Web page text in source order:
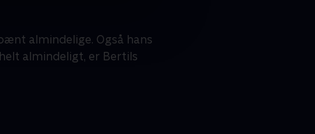
almindelige. Også hans
almindeligt, er Bertils